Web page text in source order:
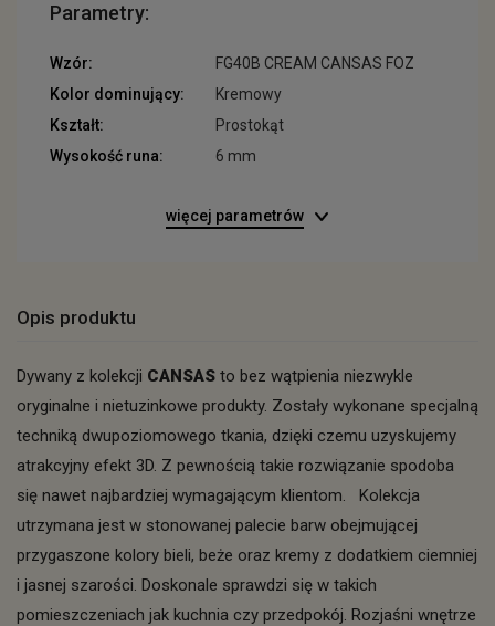
Parametry:
Wzór:
FG40B CREAM CANSAS FOZ
Kolor dominujący:
Kremowy
Kształt:
Prostokąt
Wysokość runa:
6 mm
więcej parametrów
Opis produktu
Dywany z kolekcji CANSAS to bez wątpienia niezwykle
oryginalne i nietuzinkowe produkty. Zostały wykonane specjalną
techniką dwupoziomowego tkania, dzięki czemu uzyskujemy
atrakcyjny efekt 3D. Z pewnością takie rozwiązanie spodoba
się nawet najbardziej wymagającym klientom. Kolekcja
utrzymana jest w stonowanej palecie barw obejmującej
przygaszone kolory bieli, beże oraz kremy z dodatkiem ciemniej
i jasnej szarości. Doskonale sprawdzi się w takich
pomieszczeniach jak kuchnia czy przedpokój. Rozjaśni wnętrze